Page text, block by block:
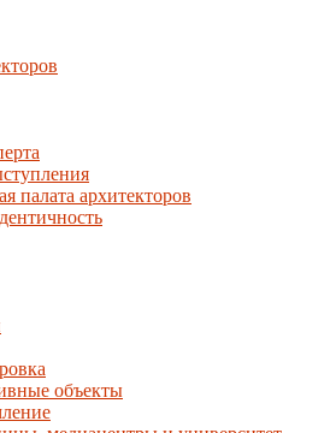
палата архитекторов
объекты